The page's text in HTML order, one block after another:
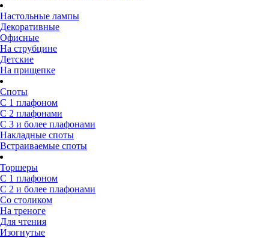
Настольные лампы
Декоративные
Офисные
На струбцине
Детские
На прищепке
Споты
С 1 плафоном
С 2 плафонами
С 3 и более плафонами
Накладные споты
Встраиваемые споты
Торшеры
С 1 плафоном
С 2 и более плафонами
Со столиком
На треноге
Для чтения
Изогнутые